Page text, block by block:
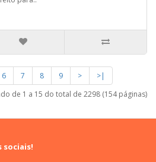
6 7 8 9 >
>|
de 1 a 15 do total de 2298 (154 páginas)
sociais!